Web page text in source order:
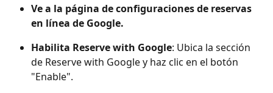
Ve a la página de configuraciones de reservas
en línea de Google.
Habilita Reserve with Google: Ubica la sección
de Reserve with Google y haz clic en el botón
"Enable".